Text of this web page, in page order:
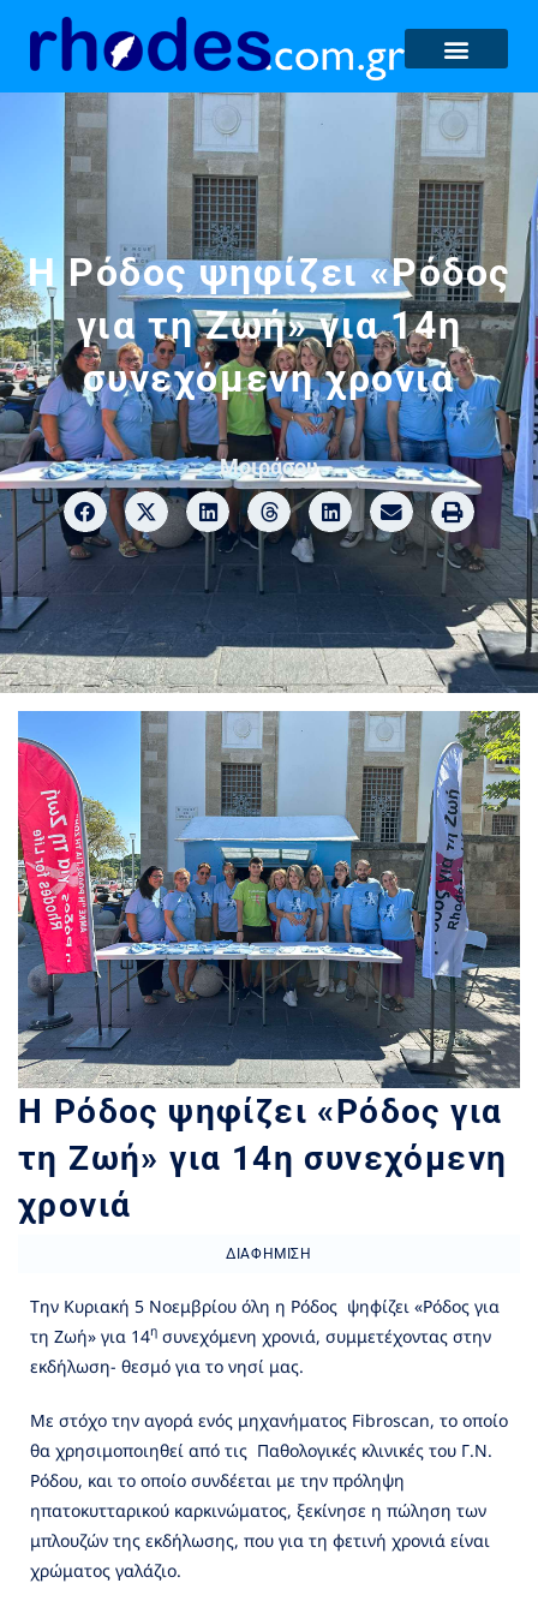
H Ρόδος ψηφίζει «Ρόδος
για τη Ζωή» για 14η
συνεχόμενη χρονιά
Μοιράσου
H Ρόδος ψηφίζει «Ρόδος για
τη Ζωή» για 14η συνεχόμενη
χρονιά
ΔΙΑΦΉΜΙΣΗ
Την Κυριακή 5 Νοεμβρίου όλη η Ρόδος ψηφίζει «Ρόδος για
τη Ζωή» για 14η συνεχόμενη χρονιά, συμμετέχοντας στην
εκδήλωση- θεσμό για το νησί μας.
Με στόχο την αγορά ενός μηχανήματος Fibroscan, το οποίο
θα χρησιμοποιηθεί από τις Παθολογικές κλινικές του Γ.Ν.
Ρόδου, και το οποίο συνδέεται με την πρόληψη
ηπατοκυτταρικού καρκινώματος, ξεκίνησε η πώληση των
μπλουζών της εκδήλωσης, που για τη φετινή χρονιά είναι
χρώματος γαλάζιο.